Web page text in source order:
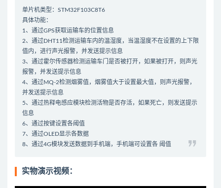
单片机类型：STM32F103C8T6
具体功能：
1、通过GPS获取运输车的位置信息
2、通过DHT11检测运输车内的温湿度，当温湿度不在设置的上下限
值内，进行声光报警，并发送提示信息
3、通过霍尔传感器检测运输车门是否被打开，如果被打开，则声光
报警，并发送提示信息
4、通过MQ-2检测烟雾值，烟雾值大于设置最大值，则声光报警，
并发送提示信息
5、通过热释电感应模块检测活物是否存活，如果死亡，则发送提示
信息
6、通过按键设置各阈值
7、通过OLED显示各数据
8、通过4G模块发送数据到手机端，手机端可设置各 阈值
实物演示视频：